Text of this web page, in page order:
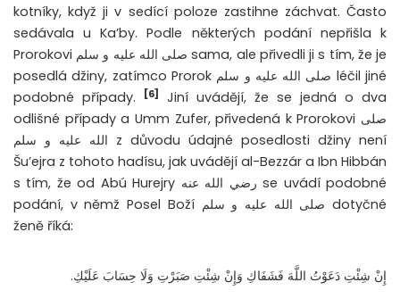
kotníky, když ji v sedící poloze zastihne záchvat. Často
sedávala u Ka’by. Podle některých podání nepřišla k
Prorokovi صلى الله عليه و سلم sama, ale přivedli ji s tím, že je
posedlá džiny, zatímco Prorok صلى الله عليه و سلم léčil jiné
podobné případy.
[6]
Jiní uvádějí, že se jedná o dva
odlišné případy a Umm Zufer, přivedená k Prorokovi صلى
الله عليه و سلم z důvodu údajné posedlosti džiny není
Šu’ejra z tohoto hadísu, jak uvádějí al-Bezzár a Ibn Hibbán
s tím, že od Abú Hurejry رضي الله عنه se uvádí podobné
podání, v němž Posel Boží صلى الله عليه و سلم dotyčné
ženě říká:
إِنْ شِئْتِ دَعَوْتُ اللَّهَ فَشَفَاكِ وَإِنْ شِئْتِ صَبَرْتِ وَلَا حِسَابَ عَلَيْكِ.